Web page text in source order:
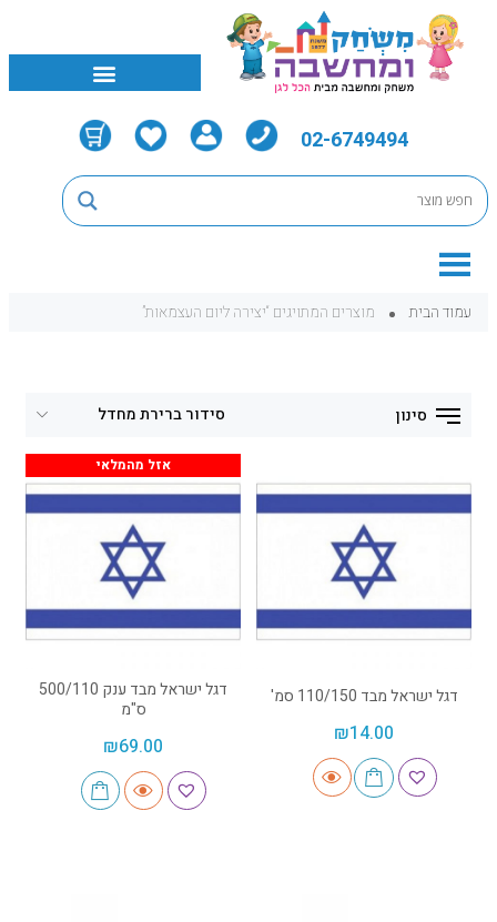
02-6749494
עמוד הבית מוצרים המתויגים “יצירה ליום העצמאות”
סינון
דגל ישראל מבד 110/150 סמ'
₪14.00
אזל מהמלאי
דגל ישראל מבד ענק 500/110
ס"מ
₪69.00